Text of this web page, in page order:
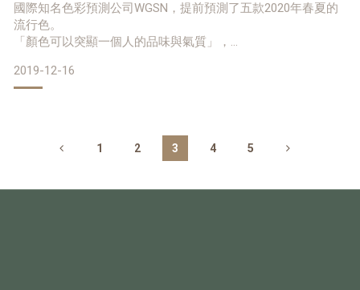
國際知名色彩預測公司WGSN，提前預測了五款2020年春夏的
流行色。
「顏色可以突顯一個人的品味與氣質」，
看來神采煥發。
猜猜哪幾款顏色將成為新的一年時尚流行色？
2019-12-16
1 2 3 4 5